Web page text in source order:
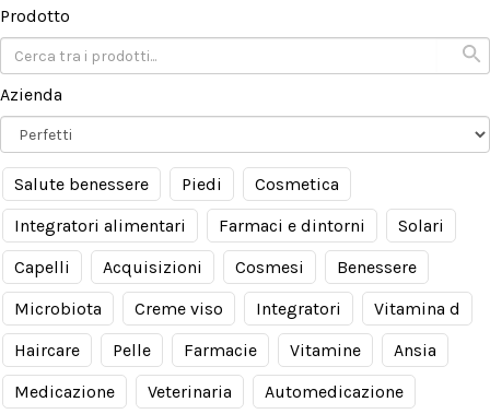
Prodotto
Azienda
Salute benessere Piedi
Cosmetica
Integratori alimentari
Farmaci e dintorni
Solari
Capelli
Acquisizioni Cosmesi
Benessere
Microbiota
Creme viso Integratori
Vitamina d
Haircare
Pelle Farmacie Vitamine
Ansia
Medicazione
Veterinaria
Automedicazione